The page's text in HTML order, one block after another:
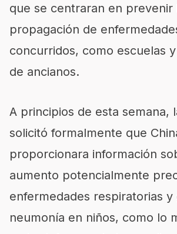
que se centraran en prevenir
propagación de
concurridos, como escuelas
de ancianos.
A principios de esta semana,
solicitó formalmente que
proporcionara información
aumento potencialmente
enfermedades respiratorias
neumonía en niños, como lo